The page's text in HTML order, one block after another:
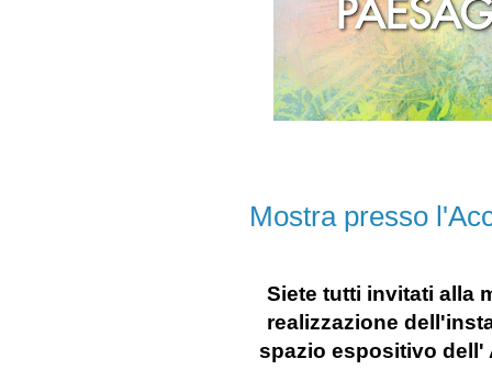
Mostra presso
Siete tutti invitati alla
realizzazione
spazio espositivo dell'